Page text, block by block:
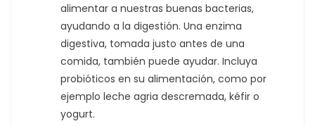
alimentar a nuestras buenas bacterias,
ayudando a la digestión. Una enzima
digestiva, tomada justo antes de una
comida, también puede ayudar. Incluya
probióticos en su alimentación, como por
ejemplo leche agria descremada, kéfir o
yogurt.